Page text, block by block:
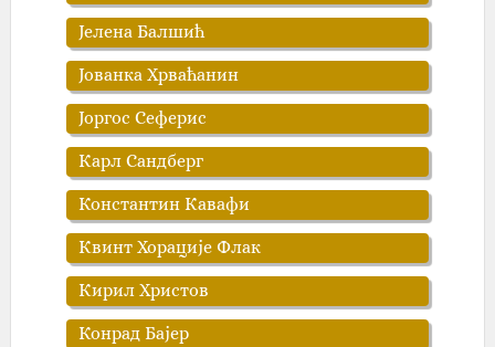
Јелена Балшић
Јованка Хрваћанин
Јоргос Сеферис
Карл Сандберг
Константин Кавафи
Квинт Хорације Флак
Кирил Христов
Конрад Бајер